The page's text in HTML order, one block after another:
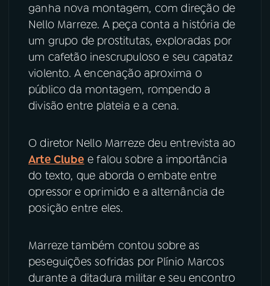
07ÚLTIMAS
08 PRÊMIO RÁDIO MEC
ACOMPANHE A RÁDIO MEC
Instagram
TikTok
ganha nova montagem, com direção de
Nello Marreze. A peça conta a história de
um grupo de prostitutas, exploradas por
um cafetão inescrupuloso e seu capataz
violento. A encenação aproxima o
público da montagem, rompendo a
divisão entre plateia e a cena.
O diretor Nello Marreze deu entrevista ao
Arte Clube e falou sobre a importância
do texto, que aborda o embate entre
opressor e oprimido e a alternância de
posição entre eles.
Marreze também contou sobre as
peseguições sofridas por Plínio Marcos
durante a ditadura militar e seu encontro